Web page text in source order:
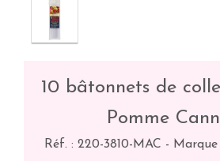
10 bâtonnets de
Pomme
Réf. : 220-3810-MAC -